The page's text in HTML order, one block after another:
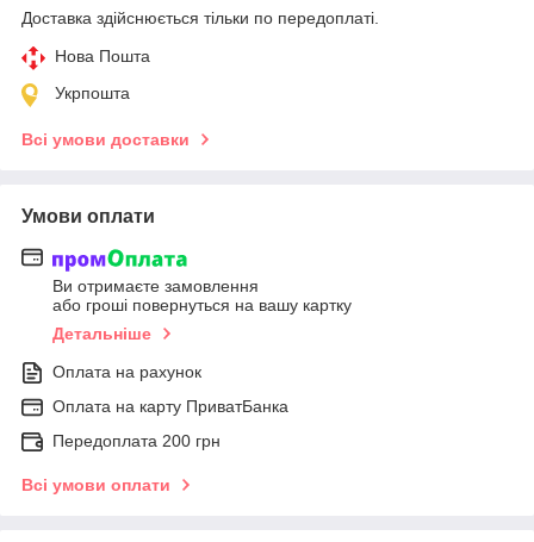
Доставка здійснюється тільки по передоплаті.
Нова Пошта
Укрпошта
Всі умови доставки
Умови оплати
Ви отримаєте замовлення
або гроші повернуться на вашу картку
Детальніше
Оплата на рахунок
Оплата на карту ПриватБанка
Передоплата 200 грн
Всі умови оплати